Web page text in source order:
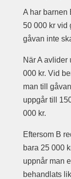
A har barnen
50 000 kr vid
gåvan inte
När A
000 kr. Vid
man till
uppgår till
000 kr.
Eftersom B
bara 25 000
uppnår man
behandlats